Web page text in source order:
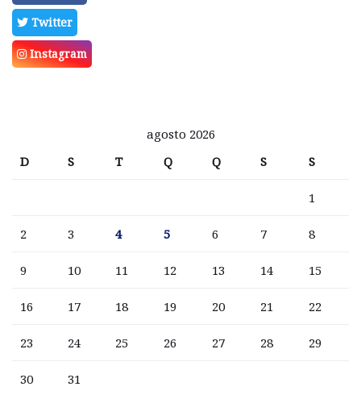
Twitter
Instagram
agosto 2026
D
S T Q Q S S
1
2 3 4 5 6 7 8
9 10 11 12 13 14 15
16 17 18 19 20 21 22
23 24 25 26 27 28 29
30 31